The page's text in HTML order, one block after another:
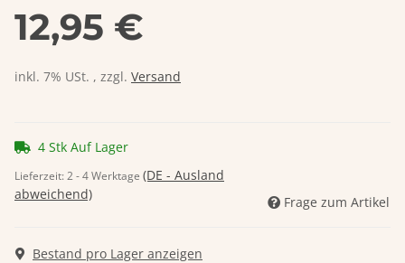
12,95 €
inkl. 7% USt. , zzgl. Versand
4 Stk Auf Lager
Lieferzeit: 2 - 4 Werktage (DE - Ausland
abweichend)
Frage zum Artikel
Bestand pro Lager anzeigen